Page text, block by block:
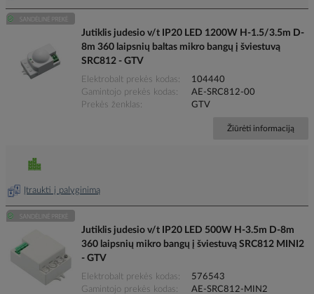
Jutiklis judesio v/t IP20 LED 1200W H-1.5/3.5m D-
8m 360 laipsnių baltas mikro bangų į šviestuvą
SRC812 - GTV
Elektrobalt prekės kodas
104440
Gamintojo prekės kodas
AE-SRC812-00
Prekės ženklas
GTV
Žiūrėti informaciją
Įtraukti į palyginimą
Jutiklis judesio v/t IP20 LED 500W H-3.5m D-8m
360 laipsnių mikro bangų į šviestuvą SRC812 MINI2
- GTV
Elektrobalt prekės kodas
576543
Gamintojo prekės kodas
AE-SRC812-MIN2